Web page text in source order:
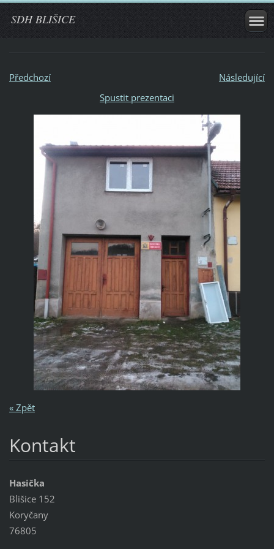
SDH BLIŠICE
Předchozí
Následující
Spustit prezentaci
« Zpět
Kontakt
Hasička
Blišice 152
Koryčany
76805